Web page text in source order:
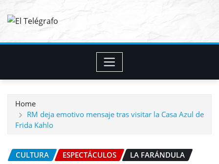
Home
RM deja emotivo mensaje tras visitar la Casa Azul de
Frida Kahlo
CULTURA ESPECTÁCULOS LA FARÁNDULA